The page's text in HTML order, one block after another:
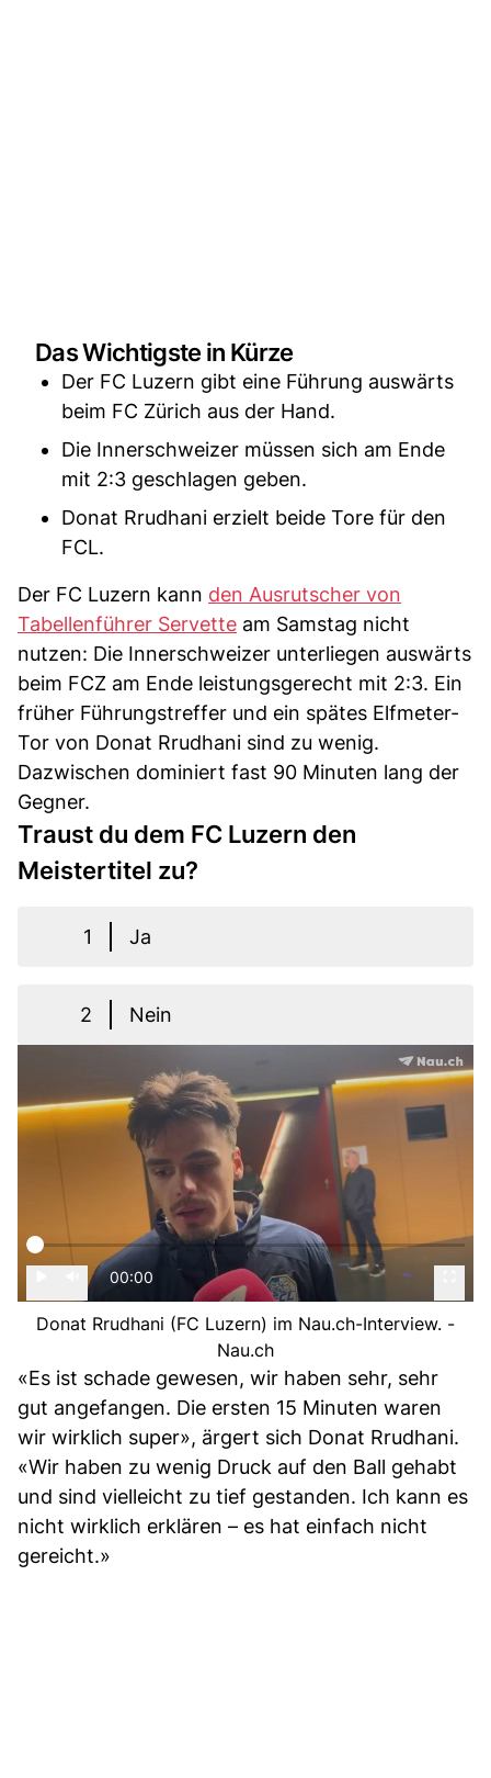
Das Wichtigste in Kürze
Der FC Luzern gibt eine Führung auswärts
beim FC Zürich aus der Hand.
Die Innerschweizer müssen sich am Ende
mit 2:3 geschlagen geben.
Donat Rrudhani erzielt beide Tore für den
FCL.
Der FC Luzern kann den Ausrutscher von
Tabellenführer Servette am Samstag nicht
nutzen: Die Innerschweizer unterliegen auswärts
beim FCZ am Ende leistungsgerecht mit 2:3. Ein
früher Führungstreffer und ein spätes Elfmeter-
Tor von Donat Rrudhani sind zu wenig.
Dazwischen dominiert fast 90 Minuten lang der
Gegner.
Traust du dem FC Luzern den
Meistertitel zu?
1 Ja
2 Nein
00:00
Donat Rrudhani (FC Luzern) im Nau.ch-Interview. -
Nau.ch
«Es ist schade gewesen, wir haben sehr, sehr
gut angefangen. Die ersten 15 Minuten waren
wir wirklich super», ärgert sich Donat Rrudhani.
«Wir haben zu wenig Druck auf den Ball gehabt
und sind vielleicht zu tief gestanden. Ich kann es
nicht wirklich erklären – es hat einfach nicht
gereicht.»